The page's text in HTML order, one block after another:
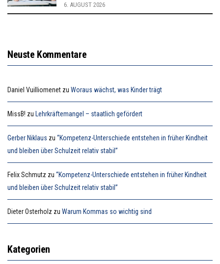
6. AUGUST 2026
Neuste Kommentare
Daniel Vuilliomenet zu Woraus wächst, was Kinder trägt
MissB! zu Lehrkräftemangel – staatlich gefördert
Gerber Niklaus zu “Kompetenz-Unterschiede entstehen in früher Kindheit
und bleiben über Schulzeit relativ stabil”
Felix Schmutz zu “Kompetenz-Unterschiede entstehen in früher Kindheit
und bleiben über Schulzeit relativ stabil”
Dieter Osterholz zu Warum Kommas so wichtig sind
Kategorien